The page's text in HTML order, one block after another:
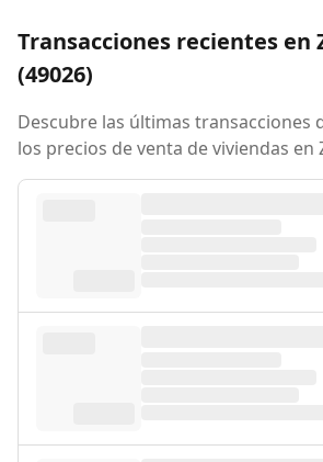
Transacciones recientes en
(49026)
Descubre las últimas transacciones
los precios de venta de viviendas en